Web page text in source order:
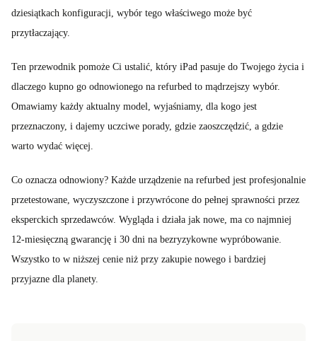
dziesiątkach konfiguracji, wybór tego właściwego może być
przytłaczający.
Ten przewodnik pomoże Ci ustalić, który iPad pasuje do Twojego życia i
dlaczego kupno go odnowionego na refurbed to mądrzejszy wybór.
Omawiamy każdy aktualny model, wyjaśniamy, dla kogo jest
przeznaczony, i dajemy uczciwe porady, gdzie zaoszczędzić, a gdzie
warto wydać więcej.
Co oznacza odnowiony? Każde urządzenie na refurbed jest profesjonalnie
przetestowane, wyczyszczone i przywrócone do pełnej sprawności przez
eksperckich sprzedawców. Wygląda i działa jak nowe, ma co najmniej
12-miesięczną gwarancję i 30 dni na bezryzykowne wypróbowanie.
Wszystko to w niższej cenie niż przy zakupie nowego i bardziej
przyjazne dla planety.